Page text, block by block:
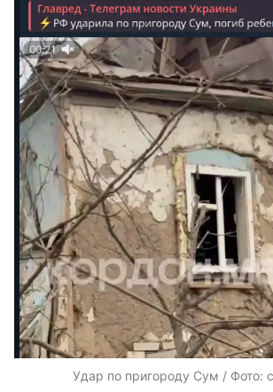
Удар по пригороду Сум / Фото: